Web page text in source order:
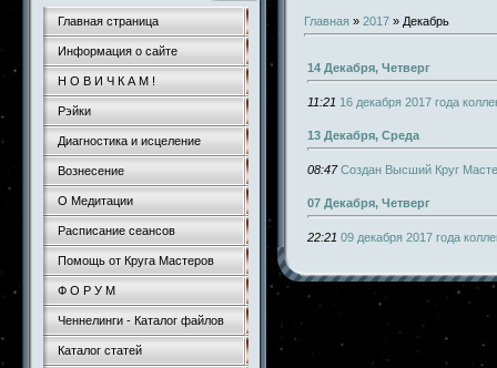
Главная страница
Информация о сайте
Н О В И Ч К А М !
Рэйки
Диагностика и исцеление
Вознесение
О Медитации
Расписание сеансов
Помощь от Круга Мастеров
Ф О Р У М
Ченнелинги - Каталог файлов
Каталог статей
Главная » 2017 » Декабрь
14 Декабря, Четверг
11:21 16 декабря 2017 года
13 Декабря, Среда
08:47 Создан Высший Круг
07 Декабря, Четверг
22:21 09 декабря 2017 года